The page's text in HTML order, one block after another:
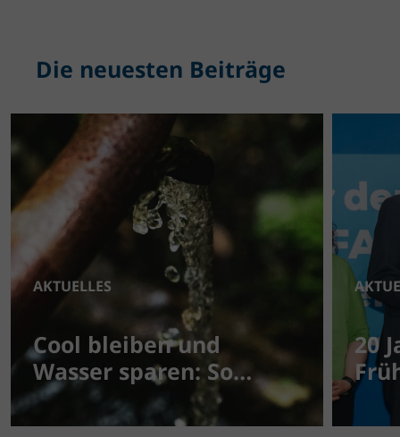
Die neuesten Beiträge
AKTUELLES
Cool bleiben und
Wasser sparen: So
gelingt’s auch an
heißen Tagen
20